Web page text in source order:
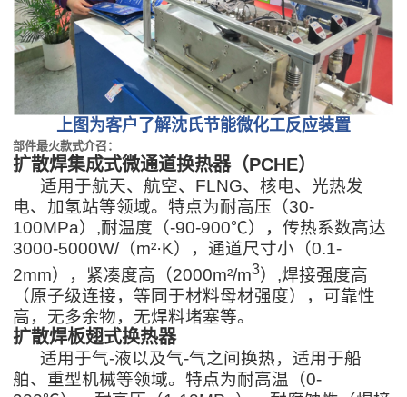
上图为客户了解沈氏节能微化工反应装置
部件最火款式介召：
扩散焊集成式微通道换热器（PCHE）
适用于航天、航空、FLNG、核电、光热发
电、加氢站等领域。特点为耐高压（30-
100MPa）,耐温度（-90-900℃），传热系数高达
3000-5000W/（m²·K），通道尺寸小（0.1-
2mm），紧凑度高（2000m²/m3）,焊接强度高
（原子级连接，等同于材料母材强度），可靠性
高，无多余物，无焊料堵塞等。
扩散焊板翅式换热器
适用于气-液以及气-气之间换热，适用于船
舶、重型机械等领域。特点为耐高温（0-